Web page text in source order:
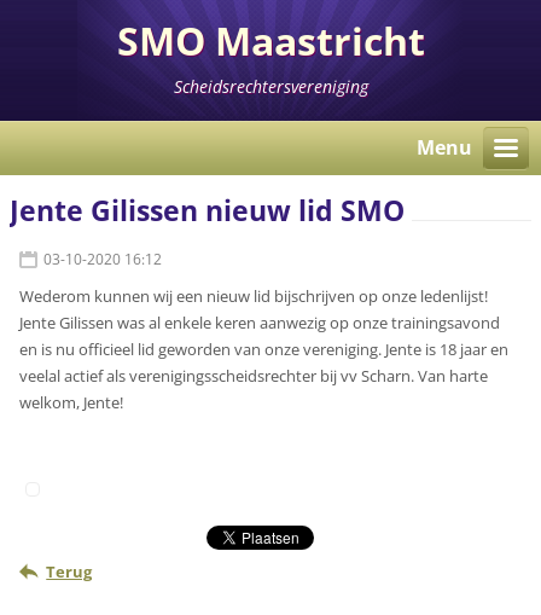
SMO Maastricht
Scheidsrechtersvereniging
Menu
Jente Gilissen nieuw lid SMO
03-10-2020 16:12
Wederom kunnen wij een nieuw lid bijschrijven op onze ledenlijst!
Jente Gilissen was al enkele keren aanwezig op onze trainingsavond
en is nu officieel lid geworden van onze vereniging. Jente is 18 jaar en
veelal actief als verenigingsscheidsrechter bij vv Scharn. Van harte
welkom, Jente!
Terug